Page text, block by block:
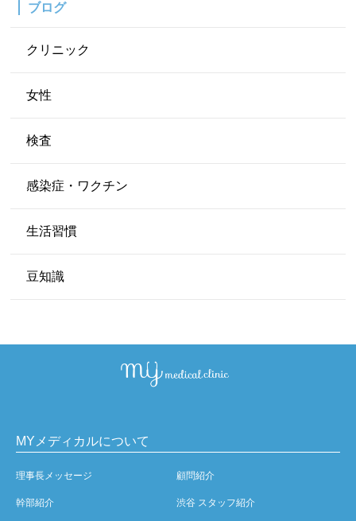
ブログ
クリニック
女性
検査
感染症・ワクチン
生活習慣
豆知識
MYメディカルについて
理事長メッセージ 顧問紹介
幹部紹介 渋谷 スタッフ紹介